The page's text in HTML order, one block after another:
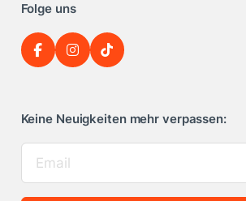
Folge uns
Keine Neuigkeiten mehr verpassen: